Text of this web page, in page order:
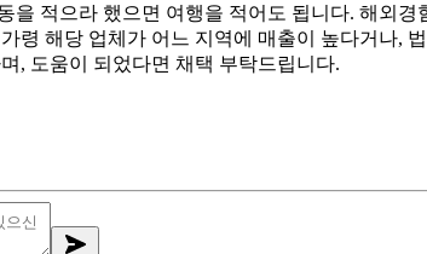
을 적으라 했으면 여행을 적어도 됩니다. 해외
령 해당 업체가 어느 지역에 매출이 높다거나,
, 도움이 되었다면 채택 부탁드립니다.